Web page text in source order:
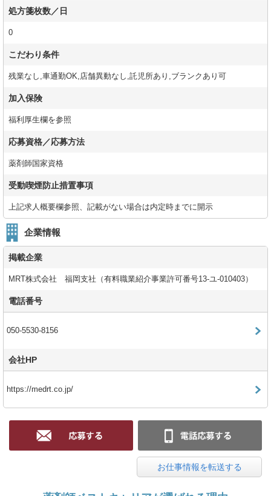
処方箋枚数／日
0
こだわり条件
残業なし,車通勤OK,店舗異動なし,託児所あり,ブランクあり可
加入保険
福利厚生欄を参照
応募資格／応募方法
薬剤師国家資格
受動喫煙防止措置事項
上記求人概要欄参照、記載がない場合は内定時までに開示
企業情報
掲載企業
MRT株式会社 福岡支社（有料職業紹介事業許可番号13-ユ-010403）
電話番号
050-5530-8156
会社HP
https://medrt.co.jp/
お仕事情報を転送する